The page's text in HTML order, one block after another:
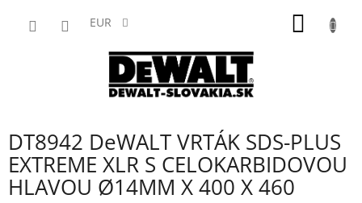
EUR
DT8942 DeWALT VRTÁK SDS-PLUS
EXTREME XLR S CELOKARBIDOVOU
HLAVOU Ø14MM X 400 X 460